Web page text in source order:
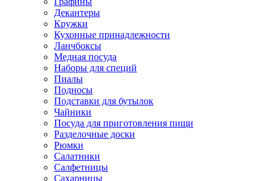
Декантеры
Кружки
Кухонные принадлежности
Ланчбоксы
Медная посуда
Наборы для специй
Пиалы
Подносы
Подставки для бутылок
Чайники
Посуда для приготовления пищи
Разделочные доски
Рюмки
Салатники
Салфетницы
Сахарницы